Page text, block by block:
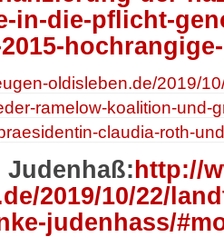
in-die-pflicht-
oldisleben.de/2019/
ramelow-koalition-und-
claudia-roth-
Judenhaß: http://
2019/10/22/
judenhass/